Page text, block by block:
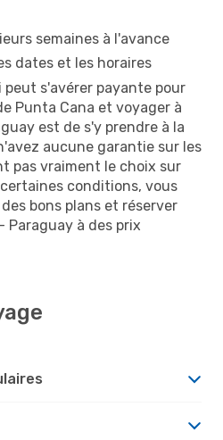
semaines à l'avance
dates et les horaires
s'avérer payante pour
Punta Cana et voyager à
est de s'y prendre à la
aucune garantie sur les
pas vraiment le choix sur
conditions, vous
bons plans et réserver
Paraguay à des prix